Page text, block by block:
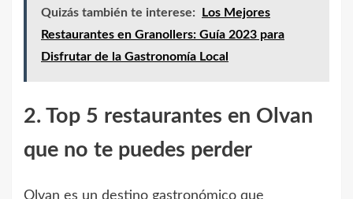
Quizás también te interese:
Los Mejores
Restaurantes en Granollers: Guía 2023 para
Disfrutar de la Gastronomía Local
2. Top 5 restaurantes en Olvan
que no te puedes perder
Olvan es un destino gastronómico que